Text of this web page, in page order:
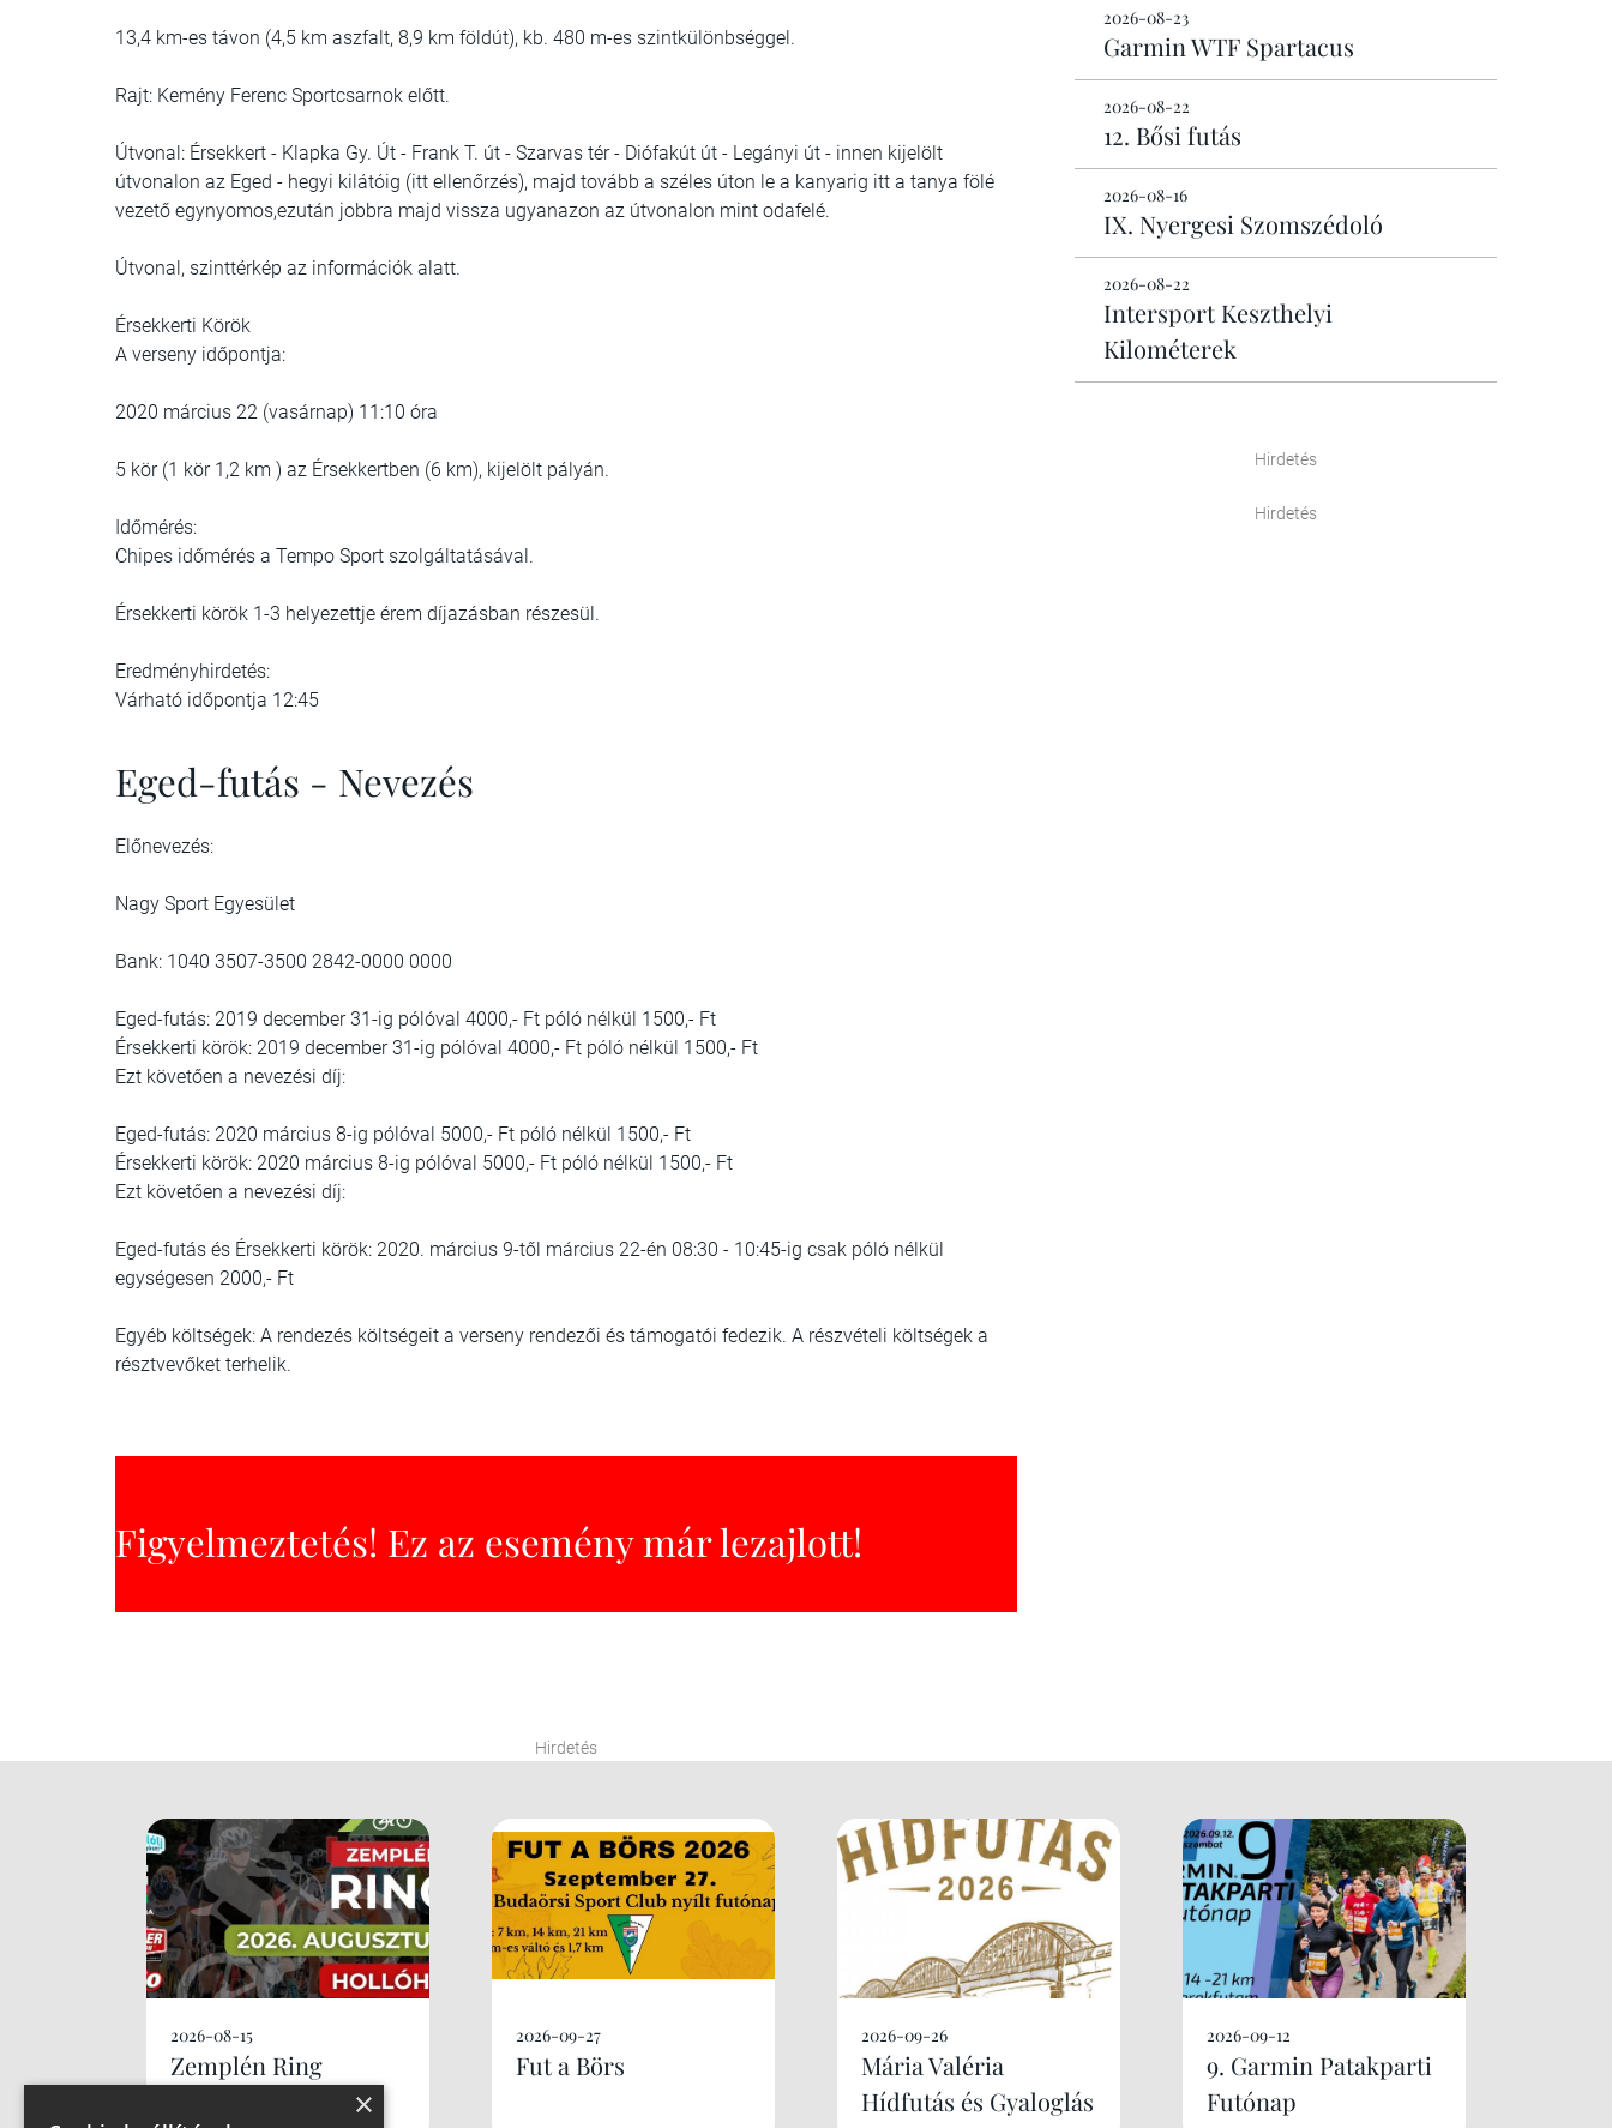
13,4 km-es távon (4,5 km aszfalt, 8,9 km földút), kb. 480 m-es szintkülönbséggel.
Rajt: Kemény Ferenc Sportcsarnok előtt.
Útvonal: Érsekkert - Klapka Gy. Út - Frank T. út - Szarvas tér - Diófakút út - Legányi út - innen kijelölt
útvonalon az Eged - hegyi kilátóig (itt ellenőrzés), majd tovább a széles úton le a kanyarig itt a tanya fölé
vezető egynyomos,ezután jobbra majd vissza ugyanazon az útvonalon mint odafelé.
Útvonal, szinttérkép az információk alatt.
Érsekkerti Körök
A verseny időpontja:
2020 március 22 (vasárnap) 11:10 óra
5 kör (1 kör 1,2 km ) az Érsekkertben (6 km), kijelölt pályán.
Időmérés:
Chipes időmérés a Tempo Sport szolgáltatásával.
Érsekkerti körök 1-3 helyezettje érem díjazásban részesül.
Eredményhirdetés:
Várható időpontja 12:45
Eged-futás - Nevezés
Előnevezés:
Nagy Sport Egyesület
Bank: 1040 3507-3500 2842-0000 0000
Eged-futás: 2019 december 31-ig pólóval 4000,- Ft póló nélkül 1500,- Ft
Érsekkerti körök: 2019 december 31-ig pólóval 4000,- Ft póló nélkül 1500,- Ft
Ezt követően a nevezési díj:
Eged-futás: 2020 március 8-ig pólóval 5000,- Ft póló nélkül 1500,- Ft
Érsekkerti körök: 2020 március 8-ig pólóval 5000,- Ft póló nélkül 1500,- Ft
Ezt követően a nevezési díj:
Eged-futás és Érsekkerti körök: 2020. március 9-től március 22-én 08:30 - 10:45-ig csak póló nélkül
egységesen 2000,- Ft
Egyéb költségek: A rendezés költségeit a verseny rendezői és támogatói fedezik. A részvételi költségek a
résztvevőket terhelik.
Figyelmeztetés! Ez az esemény már lezajlott!
Hirdetés
2026-08-23
Garmin WTF Spartacus
2026-08-22
12. Bősi futás
2026-08-16
IX. Nyergesi Szomszédoló
2026-08-22
Intersport Keszthelyi
Kilométerek
Hirdetés
Hirdetés
2026-08-15
Zemplén Ring
2026-09-27
Fut a Börs
2026-09-26
Mária Valéria
Hídfutás és Gyaloglás
2026-09-12
9. Garmin Patakparti
Futónap
×